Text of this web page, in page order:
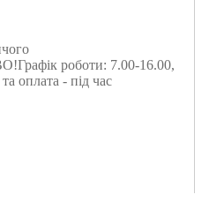
роботи: 7.00-16.00,
оплата - під час